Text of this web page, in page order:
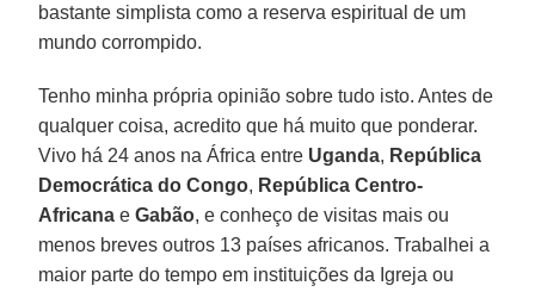
bastante simplista como a reserva espiritual de um
mundo corrompido.
Tenho minha própria opinião sobre tudo isto. Antes de
qualquer coisa, acredito que há muito que ponderar.
Vivo há 24 anos na África entre Uganda, República
Democrática do Congo, República Centro-
Africana eGabão, e conheço de visitas mais ou
menos breves outros 13 países africanos. Trabalhei a
maior parte do tempo em instituições da Igreja ou